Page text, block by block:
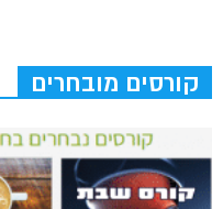
קורסים מובחרים